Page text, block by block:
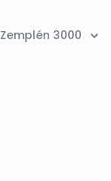
Zemplén 3000